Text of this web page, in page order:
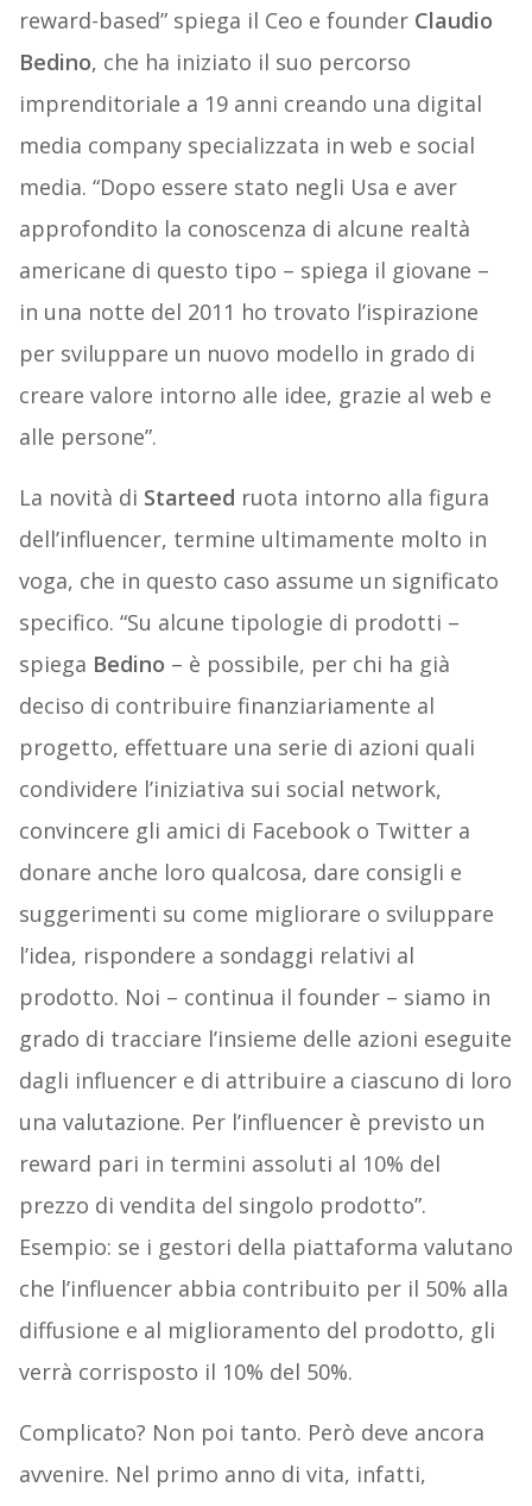
reward-based” spiega il Ceo e founder Claudio
Bedino, che ha iniziato il suo percorso
imprenditoriale a 19 anni creando una digital
media company specializzata in web e social
media. “Dopo essere stato negli Usa e aver
approfondito la conoscenza di alcune realtà
americane di questo tipo – spiega il giovane –
in una notte del 2011 ho trovato l’ispirazione
per sviluppare un nuovo modello in grado di
creare valore intorno alle idee, grazie al web e
alle persone”.
La novità di Starteed ruota intorno alla figura
dell’influencer, termine ultimamente molto in
voga, che in questo caso assume un significato
specifico. “Su alcune tipologie di prodotti –
spiega Bedino – è possibile, per chi ha già
deciso di contribuire finanziariamente al
progetto, effettuare una serie di azioni quali
condividere l’iniziativa sui social network,
convincere gli amici di Facebook o Twitter a
donare anche loro qualcosa, dare consigli e
suggerimenti su come migliorare o sviluppare
l’idea, rispondere a sondaggi relativi al
prodotto. Noi – continua il founder – siamo in
grado di tracciare l’insieme delle azioni eseguite
dagli influencer e di attribuire a ciascuno di loro
una valutazione. Per l’influencer è previsto un
reward pari in termini assoluti al 10% del
prezzo di vendita del singolo prodotto”.
Esempio: se i gestori della piattaforma valutano
che l’influencer abbia contribuito per il 50% alla
diffusione e al miglioramento del prodotto, gli
verrà corrisposto il 10% del 50%.
Complicato? Non poi tanto. Però deve ancora
avvenire. Nel primo anno di vita, infatti,